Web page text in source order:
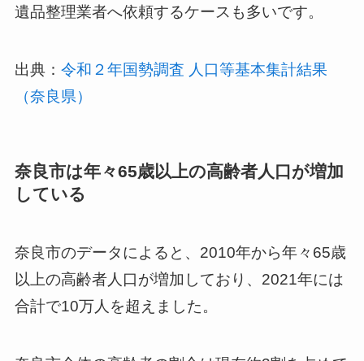
遺品整理業者へ依頼するケースも多いです。
出典： 令和２年国勢調査 人口等基本集計結果
（奈良県）
奈良市は年々65歳以上の高齢者人口が増加
している
奈良市のデータによると、2010年から年々65歳
以上の高齢者人口が増加しており、2021年には
合計で10万人を超えました。